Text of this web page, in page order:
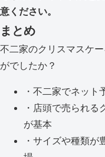
意ください。
まとめ
不二家のクリスマスケ
がでしたか？
・不二家でネット
・店頭で売られる
が基本
・サイズや種類が